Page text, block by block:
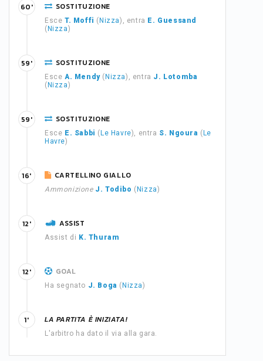
SOSTITUZIONE
Esce T. Moffi ( Nizza), entra E. Guessand
( Nizza)
60'
SOSTITUZIONE
Esce A. Mendy( Nizza), entra J. Lotomba
( Nizza)
59'
SOSTITUZIONE
Esce E. Sabbi ( Le Havre), entra S. Ngoura ( Le
Havre)
59'
CARTELLINO GIALLO
Ammonizione J. Todibo ( Nizza)
16'
ASSIST
Assist di K. Thuram
12'
GOAL
Ha segnato J. Boga ( Nizza)
12'
LA PARTITA È INIZIATA!
L'arbitro ha dato il via alla gara.
1'